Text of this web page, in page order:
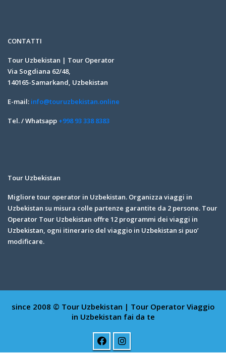
CONTATTI
Tour Uzbekistan | Tour Operator
Via Sogdiana 62/48,
140165-Samarkand, Uzbekistan
E-mail: info@touruzbekistan.online
Tel. / Whatsapp +998 93 338 8383
Tour Uzbekistan
Migliore tour operator in Uzbekistan. Organizza viaggi in
Uzbekistan su misura colle partenze garantite da 2 persone. Tour
Operator Tour Uzbekistan offre 12 programmi dei viaggi in
Uzbekistan, ogni itinerario del viaggio in Uzbekistan si puo’
modificare.
since 2008 © Tour Uzbekistan | Tour Operator Viaggio
in Uzbekistan fai da te